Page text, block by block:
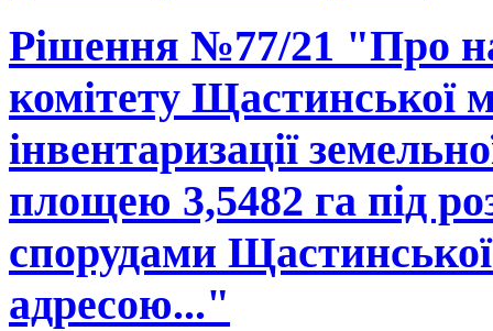
Рішення №77/21 "Про
комітету Щастинської
інвентаризації
площею 3,5482 га під
спорудами Щастинської
адресою..."